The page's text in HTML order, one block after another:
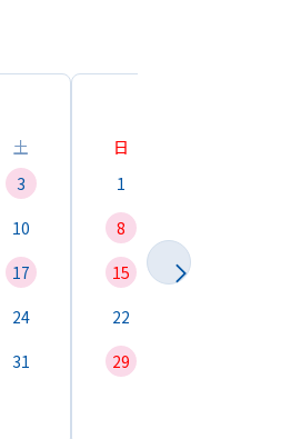
土
3
10
17
24
31
日
1
8
15
22
29